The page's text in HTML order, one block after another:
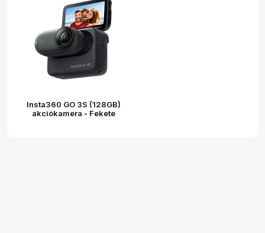
Insta360 GO 3S (128GB)
akciókamera - Fekete